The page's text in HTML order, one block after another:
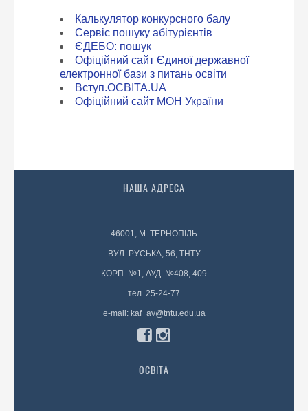
Калькулятор конкурсного балу
Сервіс пошуку абітурієнтів
ЄДЕБО: пошук
Офіційний сайт Єдиної державної
електронної бази з питань освіти
Вступ.ОСВІТА.UA
Офіційний сайт МОН України
НАША АДРЕСА
46001, М. ТЕРНОПІЛЬ
ВУЛ. РУСЬКА, 56, ТНТУ
КОРП. №1, АУД. №408, 409
тел. 25-24-77
e-mail: kaf_av@tntu.edu.ua
ОСВІТА